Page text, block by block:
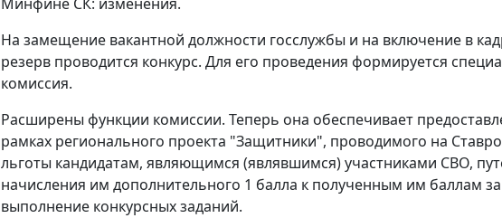
На замещение вакантной должности госслужбы и на включение в
резерв проводится конкурс. Для его проведения формируется
комиссия.
Расширены функции комиссии. Теперь она обеспечивает
рамках регионального проекта "Защитники", проводимого на
льготы кандидатам, являющимся (являвшимся) участниками СВО,
начисления им дополнительного 1 балла к полученным им баллам за
выполнение конкурсных заданий.